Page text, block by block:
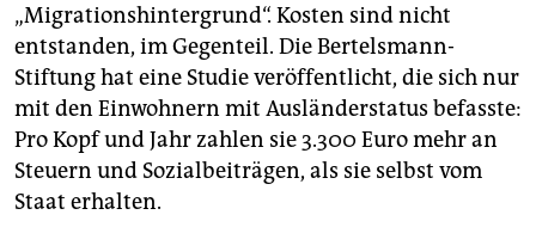
„Migrationshintergrund“. Kosten sind nicht
entstanden, im Gegenteil. Die Bertelsmann-
Stiftung hat eine Studie veröffentlicht, die sich nur
mit den Einwohnern mit Ausländerstatus befasste:
Pro Kopf und Jahr zahlen sie 3.300 Euro mehr an
Steuern und Sozialbeiträgen, als sie selbst vom
Staat erhalten.